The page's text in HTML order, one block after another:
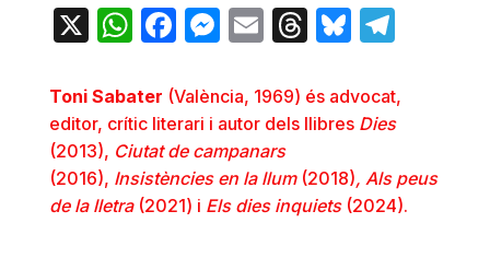
X WhatsApp
Facebook
Messenger
EmailThreads
Bluesky
Toni Sabater (València, 1969) és advocat,
editor, crític literari i autor dels llibres Dies
(2013), Ciutat de campanars
(2016), Insistències en la llum(2018), Als peus
de la lletra(2021) i Els dies inquiets(2024).